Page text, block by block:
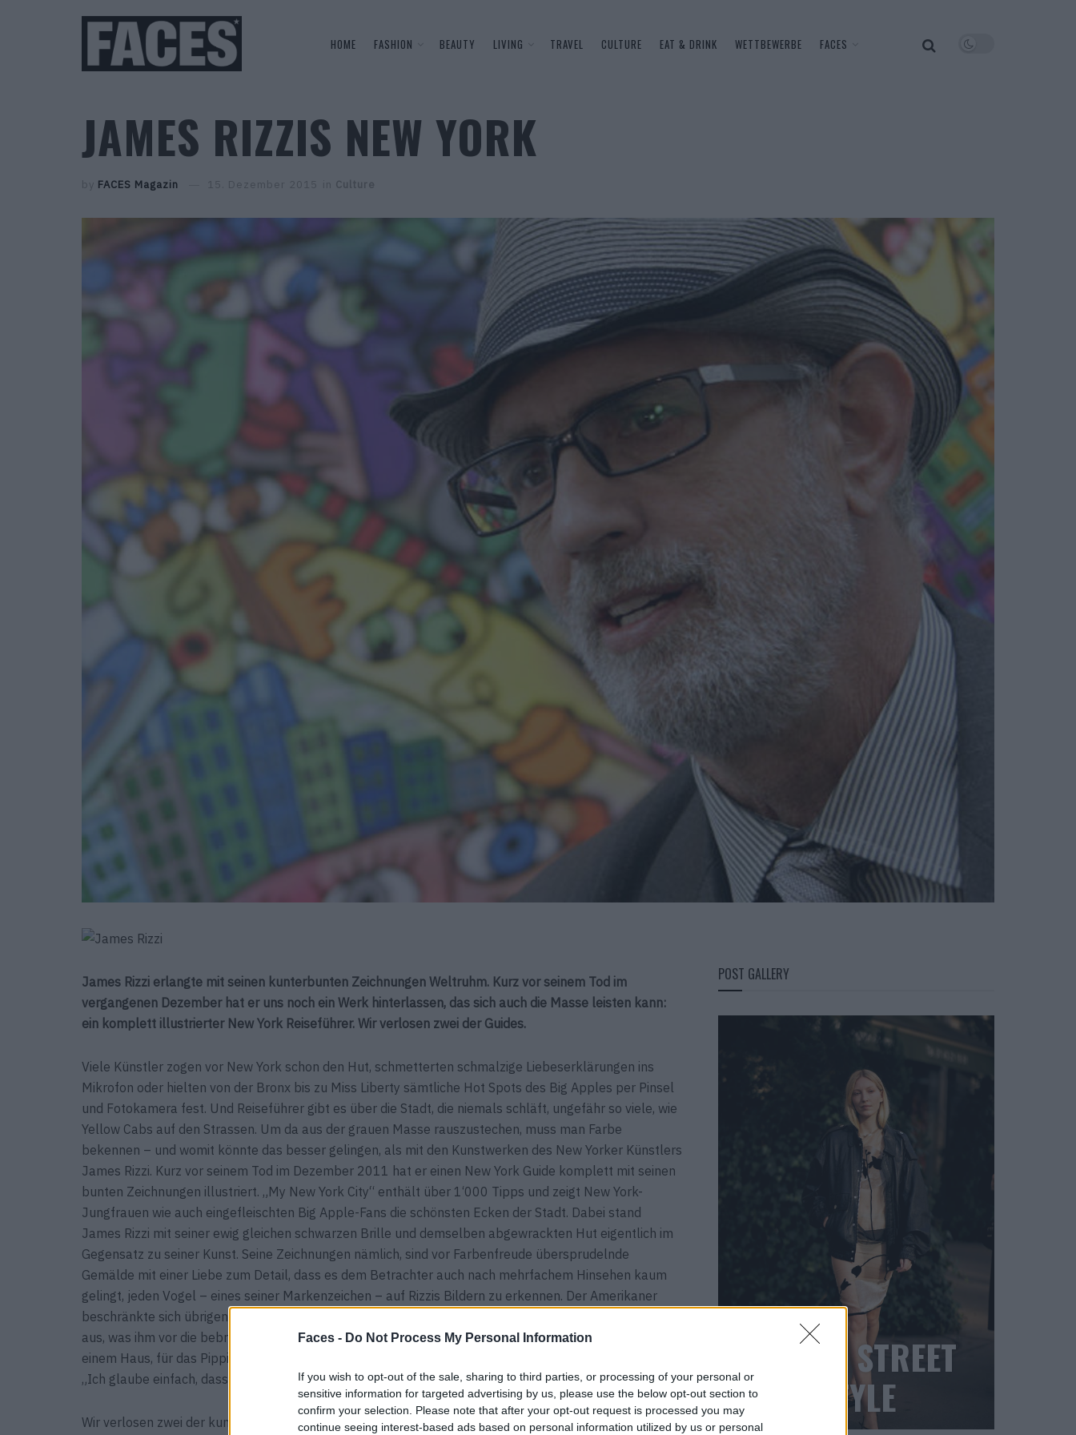
Faces - Do Not Process My Personal Information
If you wish to opt-out of the sale, sharing to third parties, or processing of your personal or
sensitive information for targeted advertising by us, please use the below opt-out section to
confirm your selection. Please note that after your opt-out request is processed you may
continue seeing interest-based ads based on personal information utilized by us or personal
HOME FASHION BEAUTY LIVING TRAVEL CULTURE EAT & DRINK WETTBEWERBE FACES
JAMES RIZZIS NEW YORK
by FACES Magazin 15. Dezember 2015 in Culture
James Rizzi erlangte mit seinen kunterbunten Zeichnungen Weltruhm. Kurz vor seinem Tod im
vergangenen Dezember hat er uns noch ein Werk hinterlassen, das sich auch die Masse leisten kann:
ein komplett illustrierter New York Reiseführer. Wir verlosen zwei der Guides.
Viele Künstler zogen vor New York schon den Hut, schmetterten schmalzige Liebeserklärungen ins
Mikrofon oder hielten von der Bronx bis zu Miss Liberty sämtliche Hot Spots des Big Apples per Pinsel
und Fotokamera fest. Und Reiseführer gibt es über die Stadt, die niemals schläft, ungefähr so viele, wie
Yellow Cabs auf den Strassen. Um da aus der grauen Masse rauszustechen, muss man Farbe
bekennen – und womit könnte das besser gelingen, als mit den Kunstwerken des New Yorker Künstlers
James Rizzi. Kurz vor seinem Tod im Dezember 2011 hat er einen New York Guide komplett mit seinen
bunten Zeichnungen illustriert. „My New York City“ enthält über 1‘000 Tipps und zeigt New York-
Jungfrauen wie auch eingefleischten Big Apple-Fans die schönsten Ecken der Stadt. Dabei stand
James Rizzi mit seiner ewig gleichen schwarzen Brille und demselben abgewrackten Hut eigentlich im
Gegensatz zu seiner Kunst. Seine Zeichnungen nämlich, sind vor Farbenfreude übersprudelnde
Gemälde mit einer Liebe zum Detail, dass es dem Betrachter auch nach mehrfachem Hinsehen kaum
gelingt, jeden Vogel – eines seiner Markenzeichen – auf Rizzis Bildern zu erkennen. Der Amerikaner
beschränkte sich übrigens nicht nur auf Leinwand und Papier, sondern lebte seine Kreativität an allem
aus, was ihm vor die bebrillte Nase kam: Schuhe, Briefmarken, Autos, Flugzeuge, Geldscheine, sogar an
einem Haus, für das Pippi Langstrumpf sofort ihre Villa Kunterbunt verhökert hätte. Die Faszination:
„Ich glaube einfach, dass die Leute die Fröhlichkeit meiner Bilder mögen. Es bringt sie zum Lachen“.
Wir verlosen zwei der kunterbunten Reiseführer von James Rizzi, mitmachen können Sie über das
POST GALLERY
BLACK STREET
STYLE